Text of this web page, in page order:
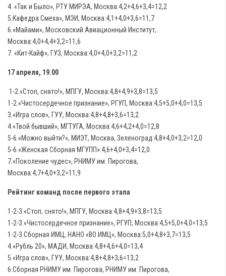
4. «Так и Было», РТУ МИРЭА, Москва:4,2+4,6+3,4=12,2
5.Кафедра Смеха», МЭИ, Москва:4,1+4,0+3,6=11,7
6.«Майами», Московский Авиационный Институт,
Москва:4,0+4,4+3,2=11,6
7. «Кит-Кайф», ГУЗ, Москва:4,0+4,0+3,2=11,2
17 апреля, 19.00
1-2.«Стоп, снято!», МПГУ, Москва:4,8+4,9+3,8=13,5
1-2.«Чистосердечное признание», РГУП, Москва:4,5+5,0+4,0=13,5
3.«Игра слов», ГУУ, Москва:4,8+4,8+3,6=13,2
4.«Твой бывший», МГТУГА, Москва:4,6+4,2+4,0=12,8
5-6.«Можно выйти?», МИЭТ, Москва, Зеленоград:4,8+4,0+3,2=12,0
5-6.«Женская Сборная МГУПП»:4,6+4,0+3,4=12,0
7.«Поколение чудес», РНИМУ им. Пирогова,
Москва:4,7+4,0+3,2=11,9
Рейтинг команд после первого этапа
1-2-3.«Стоп, снято!», МПГУ, Москва:4,8+4,9+3,8=13,5
1-2-3.«Чистосердечное признание», РГУП, Москва:4,5+5,0+4,0=13,5
1-2-3.Сборная ИМЦ, НАНО «ВО ИМЦ», Москва:5,0+4,8+3,7=13,5
4.«Рубль 20», МАДИ, Москва:4,8+4,6+4,0=13,4
5.«Игра слов», ГУУ, Москва:4,8+4,8+3,6=13,2
6.Сборная РНИМУ им. Пирогова, РНИМУ им. Пирогова,